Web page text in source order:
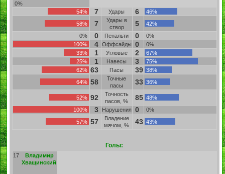
0%
54%
7 Удары 6
46%
58%
7
Удары в
створ
5
42%
0%
0 Пенальти 0
0%
100%
4 Оффсайды 0
0%
33%
1 Угловые 2
67%
25%
1 Навесы 3
75%
62% 63 Пасы 39 38%
64% 58
Точные
пасы
33 36%
52% 92
Точность
пасов, %
85 48%
100%
3 Нарушения 0
0%
57% 57
Владение
мячом, %
43 43%
Голы:
17
Владимир
Хващинский